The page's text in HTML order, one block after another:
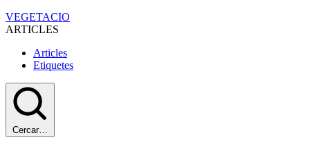
VEGETACIO
ARTICLES
Articles
Etiquetes
Cercar…